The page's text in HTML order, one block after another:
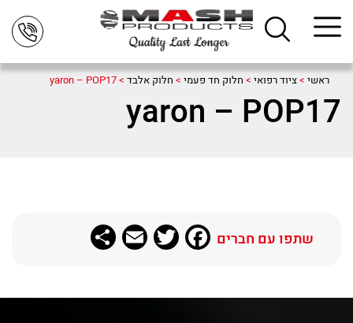
ראשי >ציוד רפואי > חלוק חד פעמי > חלוק אלבד >
yaron – POP17
yaron – POP17
שתפו עם חברים Facebook
Twitter
Email